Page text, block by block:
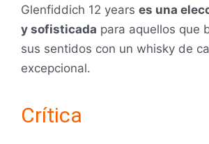
Glenfiddich 12 years es una
y sofisticada para aquellos que
sus sentidos con un whisky de
excepcional.
Crítica